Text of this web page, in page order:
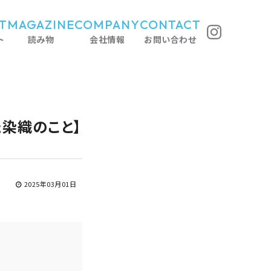
MAGAZINE
読み物
COMPANY
会社情報
CONTACT
お問い合わせ
織のこと】
2025年03月01日